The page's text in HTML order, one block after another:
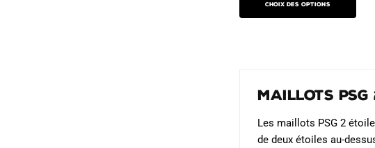
initial
était :
actuel
est :
Choix des options
produit
options
peuvent
Maillots PSG
Les maillots PSG 2
de deux étoiles au-